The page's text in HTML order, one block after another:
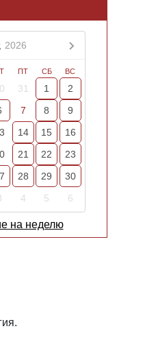
2026
ПТ СБ ВС
31 1
2
7 8
9
14 15
16
21 22
23
28 29
30
4 5 6
на неделю